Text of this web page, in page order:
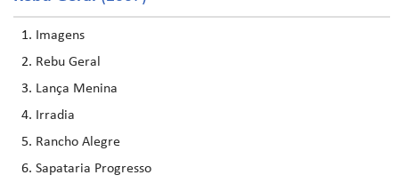
Imagens
Rebu Geral
Lança Menina
Irradia
Rancho Alegre
Sapataria Progresso